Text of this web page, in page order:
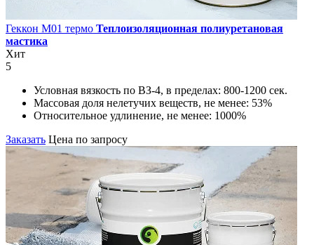
Геккон М01 термо Теплоизоляционная полиуретановая
мастика
Хит
5
Условная вязкость по ВЗ-4, в пределах: 800-1200 сек.
Массовая доля нелетучих веществ, не менее: 53%
Относительное удлинение, не менее: 1000%
Заказать Цена по запросу